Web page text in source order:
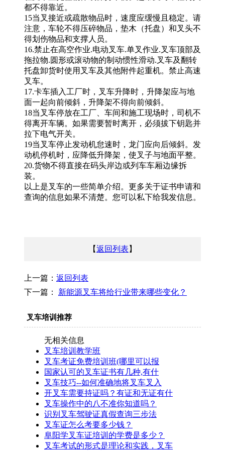
都不得靠近。
15当叉接近或疏散物品时，速度应缓慢且稳定。请
注意，车轮不得压碎物品，垫木（托盘）和叉头不
得划伤物品和支撑人员。
16.禁止在高空作业.电动叉车.单叉作业.叉车顶部及
拖拉物.圆形或滚动物的制动惯性滑动.叉车及翻转
托盘卸货时使用叉车及其他附件起重机。禁止高速
叉车。
17.卡车插入工厂时，叉车升降时，升降架应与地
面一起向前倾斜，升降架不得向前倾斜。
18当叉车停放在工厂、车间和施工现场时，司机不
得离开车辆。如果需要暂时离开，必须拔下钥匙并
拉下电气开关。
19当叉车停止发动机怠速时，龙门应向后倾斜。发
动机停机时，应降低升降架，使叉子与地面平整。
20.货物不得直接在码头岸边或列车车厢边缘拆
装。
以上是叉车的一些简单介绍。更多关于证书申请和
查询的信息如果不清楚。您可以私下给我发信息。
【返回列表 】
上一篇： 返回列表
下一篇： 新能源叉车将给行业带来哪些变化？
叉车培训推荐
无相关信息
叉车培训教学班
叉车考证免费培训班(哪里可以报
国家认可的叉车证书有几种,有什
叉车技巧--如何准确地将叉车叉入
开叉车需要持证吗？有证和无证有什
叉车操作中的八不准你知道吗？
识别叉车驾驶证真假查询三步法
叉车证怎么考要多少钱？
阜阳学叉车证培训的学费是多少？
叉车考试的形式是理论和实践，叉车